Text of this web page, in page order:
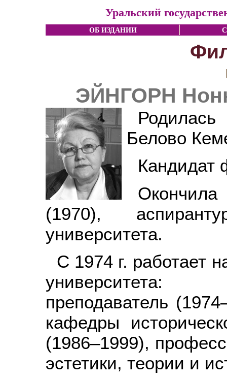
Уральский
ОБ ИЗДАНИИ
ЭЙНГОРН
Белово
Кандидат
(1970),
университета.
С 1974 г. работает
университета:
преподаватель
кафедры
(1986–1999),
эстетики, теории и